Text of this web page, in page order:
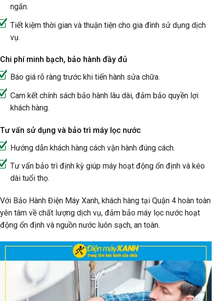
ngắn.
Tiết kiệm thời gian và thuận tiện cho gia đình sử dụng dịch
vụ.
Chi phí minh bạch, bảo hành đầy đủ
Báo giá rõ ràng trước khi tiến hành sửa chữa.
Cam kết chính sách bảo hành lâu dài, đảm bảo quyền lợi
khách hàng.
Tư vấn sử dụng và bảo trì máy lọc nước
Hướng dẫn khách hàng cách vận hành đúng cách.
Tư vấn bảo trì định kỳ giúp máy hoạt động ổn định và kéo
dài tuổi thọ.
Với Bảo Hành Điện Máy Xanh, khách hàng tại Quận 4 hoàn toàn
yên tâm về chất lượng dịch vụ, đảm bảo máy lọc nước hoạt
động ổn định và nguồn nước luôn sạch, an toàn.